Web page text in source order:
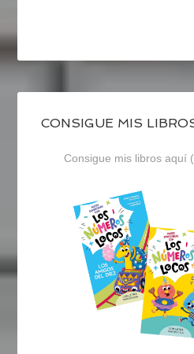
CONSIGUE MIS
Consigue mis libros aquí